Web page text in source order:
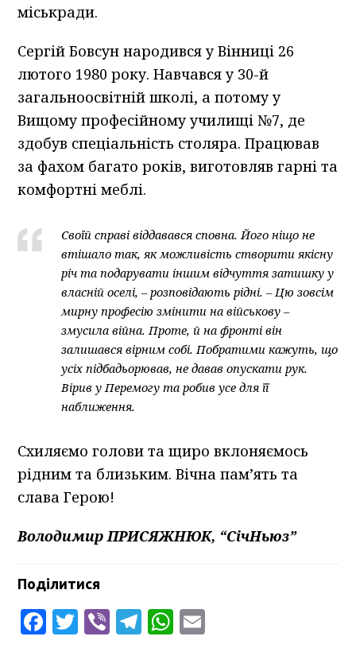
міськради.
Сергій Бовсун народився у Вінниці 26
лютого 1980 року. Навчався у 30-й
загальноосвітній школі, а потому у
Вищому професійному училищі №7, де
здобув спеціальність столяра. Працював
за фахом багато років, виготовляв гарні та
комфортні меблі.
Своїй справі віддавався сповна. Його ніщо не
втішало так, як можливість створити якісну
річ та подарувати іншим відчуття затишку у
власній оселі, – розповідають рідні. – Цю зовсім
мирну професію змінити на військову –
змусила війна. Проте, й на фронті він
залишався вірним собі. Побратими кажуть, що
усіх підбадьорював, не давав опускати рук.
Вірив у Перемогу та робив усе для її
наближення.
Схиляємо голови та щиро вклоняємось
рідним та близьким. Вічна пам’ять та
слава Герою!
Володимир ПРИСЯЖНЮК, “СічНьюз”
Поділитися
Facebook
Twitter
ViberTelegram
WhatsApp